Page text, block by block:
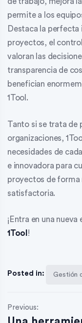
permite a los
Destaca la perfecta
proyectos, el
valoran las
transparencia de
benefician
1Tool.
Tanto si se trata de
organizaciones,
necesidades de
e innovadora para
proyectos de forma
satisfactoria.
¡Entra en una
1Tool !
Posted in: Gestión
Previous: